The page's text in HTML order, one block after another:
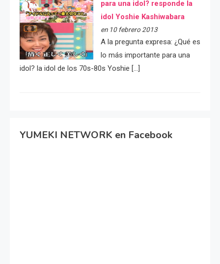
para una idol? responde la
idol Yoshie Kashiwabara
en 10 febrero 2013
A la pregunta expresa: ¿Qué es
lo más importante para una
idol? la idol de los 70s-80s Yoshie […]
YUMEKI NETWORK en Facebook